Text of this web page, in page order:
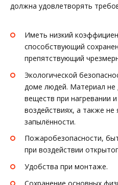
должна удовлетворять
Иметь низкий
способствующий
препятствующий
Экологической
доме людей. Материал
веществ при нагревании
воздействиях, а также не
запылённости.
Пожаробезопасности,
при воздействии
Удобства при монтаже.